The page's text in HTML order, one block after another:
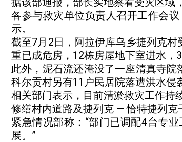
各参与救灾单位负责人召开工作会
示。
截至7月2日，阿拉伊库乌乡捷列克
重已成危房，12栋房屋地下室进水，
此外，泥石流还淹没了一座清真寺
科尔贡村另有11户民居院落遭洪水侵
相关部门表示，目前清淤救灾工作持
修缮村内道路及捷列克 — 恰特捷列克
紧急情况部称：“部门已调配4台专
展。”